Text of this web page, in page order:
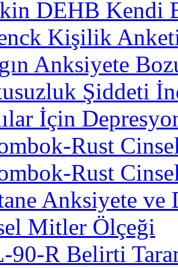
DEHB Kendi
Kişilik
Anksiyete
Şiddeti
İçin
Rust
Rust
Anksiyete ve
Mitler Ölçeği
90-R Belirti